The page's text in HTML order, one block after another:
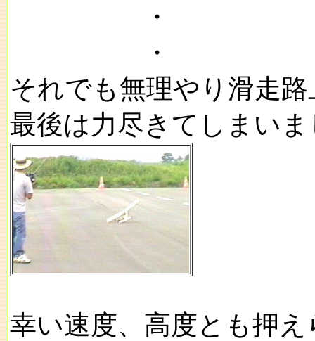
・
・
それでも無理やり滑走
最後は力尽きてしまい
幸い速度、高度とも押